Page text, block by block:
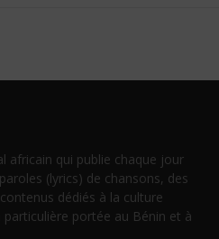
africain qui publie chaque jour
(lyrics) de chansons, des
dédiés à la culture
portée au Bénin et à